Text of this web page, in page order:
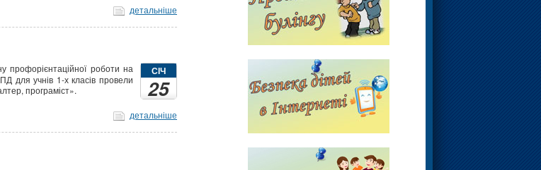
детальніше
СІЧ
25
профорієнтаційної роботи на
для учнів 1-х класів провели
програміст».
детальніше